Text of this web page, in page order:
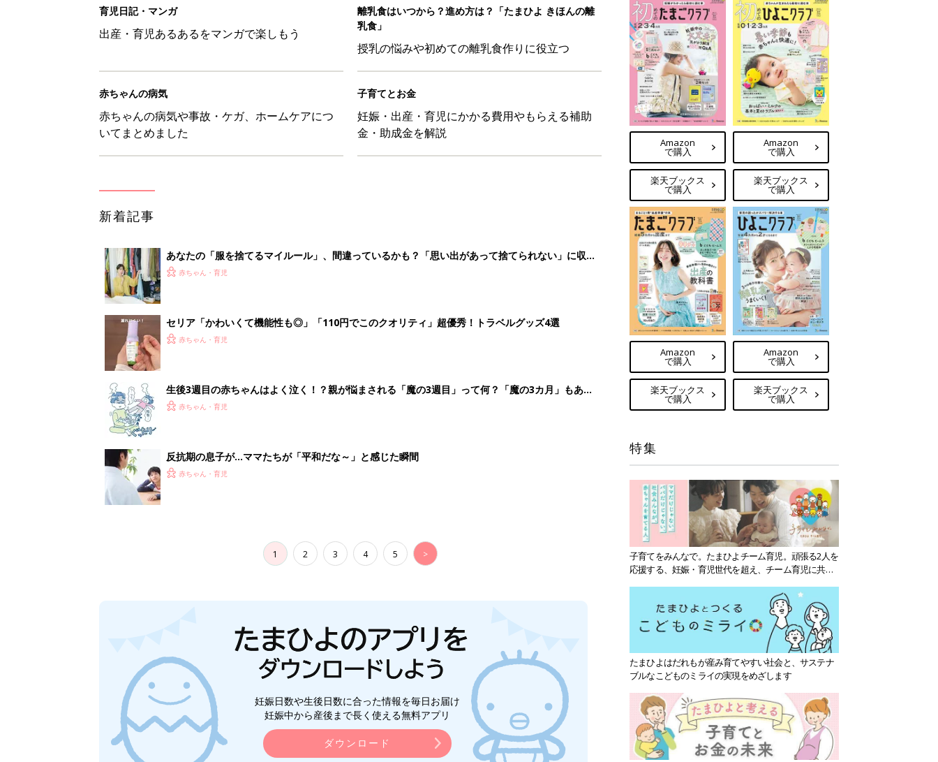
あなたの「服を捨てるマイルール」、間違っているかも？「思い出があって捨てられない」に収納
スタイリストが喝！
赤ちゃん・育児
セリア「かわいくて機能性も◎」「110円でこのクオリティ」超優秀！トラベルグッズ4選
赤ちゃん・育児
生後3週目の赤ちゃんはよく泣く！？親が悩まされる「魔の3週目」って何？「魔の3カ月」もある
1 2 3 4 5 >
Amazon
で購入
楽天ブックス
で購入
Amazon
で購入
楽天ブックス
で購入
Amazon
で購入
楽天ブックス
で購入
Amazon
で購入
楽天ブックス
で購入
特集
子育てをみんなで。たまひよチーム育児。頑張る2人を
応援する、妊娠・育児世代を超え、チーム育児に共感
たまひよはだれもが産み育てやすい社会と、サステナ
ブルなこどものミライの実現をめざします